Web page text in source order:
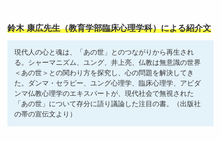
鈴木 康広先生（教育学部臨床心理学科）による紹介文
現代人の心と魂は、「あの世」とのつながりから再生され
る。シャーマニズム、ユング、井上亮、仏教は無意識の世界
＜あの世＞との関わり方を探究し、心の問題を解決してき
た。ダンマ・セラピー、ユング心理学、臨床心理学、アビダ
ンマ仏教心理学のエキスパートが、現代社会で無視された
「あの世」について存分に語り議論した注目の書。（出版社
の帯の宣伝文より）